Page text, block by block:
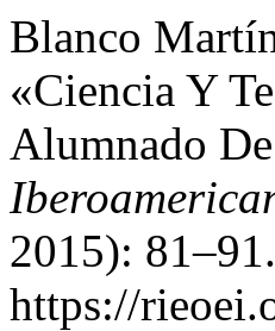
Blanco
«Ciencia Y
Alumnado
2015):
https://